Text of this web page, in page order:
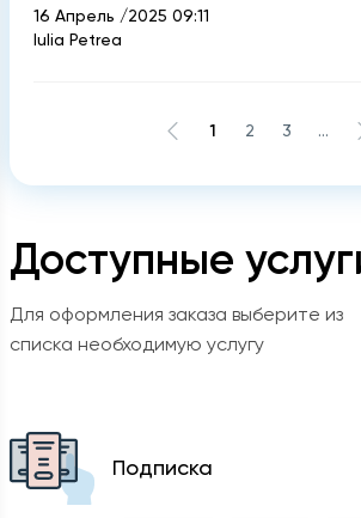
Доступные
Для оформления заказа выберите из
списка необходимую услугу
Подписка
16 Апрель /2025 09:11
Iulia Petrea
1 2 3 ...